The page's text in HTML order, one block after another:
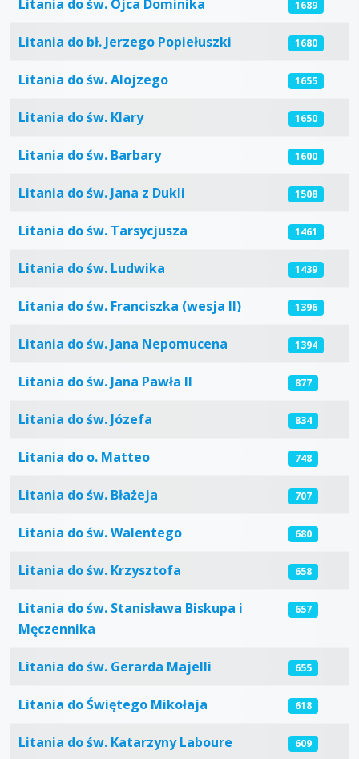
Litania do św. Ojca Dominika 1689
Litania do bł. Jerzego Popiełuszki 1680
Litania do św. Alojzego 1655
Litania do św. Klary 1650
Litania do św. Barbary 1600
Litania do św. Jana z Dukli 1508
Litania do św. Tarsycjusza 1461
Litania do św. Ludwika 1439
Litania do św. Franciszka (wesja II) 1396
Litania do św. Jana Nepomucena 1394
Litania do św. Jana Pawła II 877
Litania do św. Józefa 834
Litania do o. Matteo 748
Litania do św. Błażeja 707
Litania do św. Walentego 680
Litania do św. Krzysztofa 658
Litania do św. Stanisława Biskupa i
Męczennika
657
Litania do św. Gerarda Majelli 655
Litania do Świętego Mikołaja 618
Litania do św. Katarzyny Laboure 609